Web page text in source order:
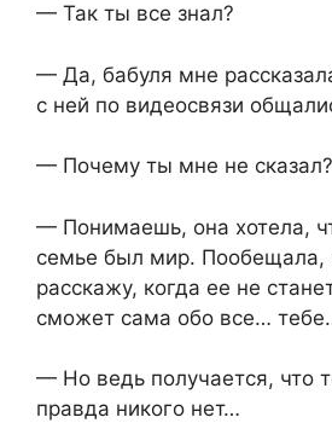
— Так ты все знал?
— Да, бабуля мне
с ней по видеосвязи
— Почему ты мне не сказал?
— Понимаешь, она хотела,
семье был мир. Пообещала,
расскажу, когда ее не
сможет сама обо все…
— Но ведь получается, что
правда никого нет…